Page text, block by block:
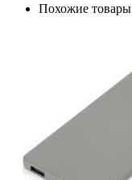
Похожие товары